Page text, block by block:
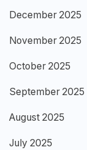
December 2025
November 2025
October 2025
September 2025
August 2025
July 2025